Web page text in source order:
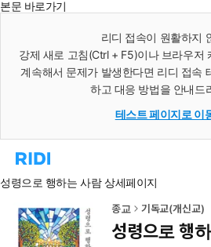
본문 바로가기
리디 접속이 원활하지
강제 새로 고침(Ctrl + F5)이나 브라우저
계속해서 문제가 발생한다면 리디 접속
하고 대응 방법을 안내드
테스트 페이지로 이
리
홈
로
이
동
성령으로 행하는 사람 상세페이지
종교 기독교(개신교)
성령으로 행